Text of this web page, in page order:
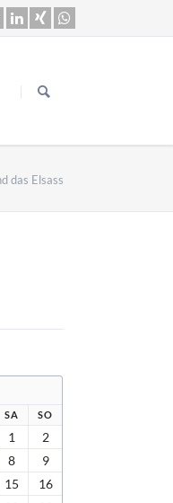
das Elsass
SA MSTAG
SONNTAG
1
2
8
9
15
16